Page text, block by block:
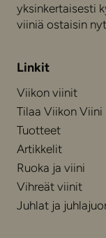
yksinkertaisesti
viiniä ostaisin
Linkit
Viikon viinit
Tilaa Viikon Viini
Tuotteet
Artikkelit
Ruoka ja viini
Vihreät viinit
Juhlat ja